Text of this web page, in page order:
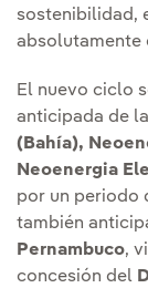
sostenibilidad,
absolutamente
El nuevo ciclo
anticipada de
(Bahía),
Neoenergia
por un periodo
también
Pernambuco,
concesión del